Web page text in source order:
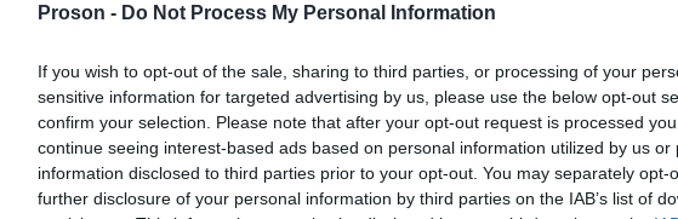
Proson - Do Not Process My Personal Information
If you wish to opt-out of the sale, sharing to third parties, or processing of your
sensitive information for targeted advertising by us, please use the below opt-out
confirm your selection. Please note that after your opt-out request is processed
continue seeing interest-based ads based on personal information utilized by us or
information disclosed to third parties prior to your opt-out. You may separately opt-
further disclosure of your personal information by third parties on the IAB’s list of
από ΚΑΤΕΧΑΚΗ προς Δ. ΠΛΑΚΕΝΤΙΑΣ στις 21:29,
από ΕΘΝΙΚΗ ΆΜΥΝΑ προς Δ. ΠΛΑΚΕΝΤΙΑΣ στις 21:31,
από ΧΟΛΑΡΓΟ προς Δ. ΠΛΑΚΕΝΤΙΑΣ στις 21:33,